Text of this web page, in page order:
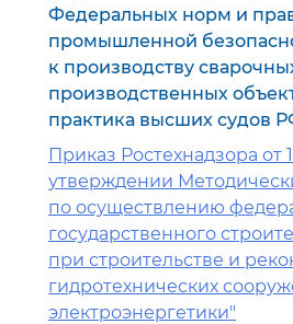
Федеральных норм и
промышленной
к производству
производственных
практика высших судов
Приказ Ростехнадзора от
утверждении
по осуществлению
государственного
при строительстве и
гидротехнических
электроэнергетики"